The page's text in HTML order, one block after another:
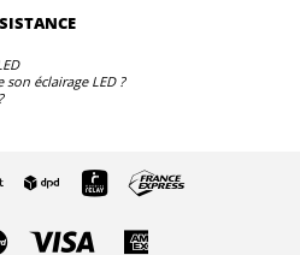
éclairage LED ?